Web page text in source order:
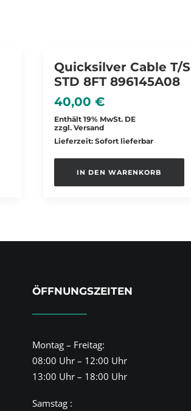
Quicksilver Cable T/S
STD 8FT 896145A08
40,00 €
Enthält 19% MwSt. DE
zzgl. Versand
Lieferzeit: Sofort lieferbar
IN DEN WARENKORB
ÖFFNUNGSZEITEN
Montag – Freitag:
08:00 Uhr – 12:00 Uhr
13:00 Uhr – 18:00 Uhr
Samstag :